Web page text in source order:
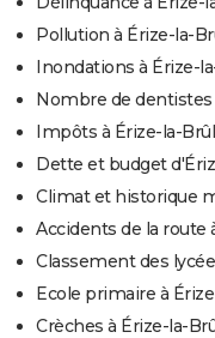
Pollution à Érize-la-
Inondations à Érize-
Nombre de dentistes
Impôts à Érize-la-
Dette et budget
Climat et historique
Accidents de la route
Classement des
Ecole primaire à
Crèches à Érize-la-